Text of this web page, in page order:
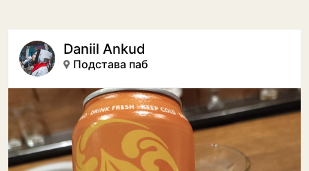
Daniil Ankud
Подстава паб